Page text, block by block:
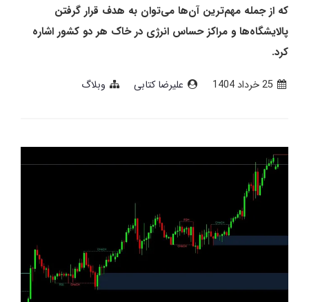
که از جمله مهم‌ترین آن‌ها می‌توان به هدف قرار گرفتن
پالایشگاه‌ها و مراکز حساس انرژی در خاک هر دو کشور اشاره
کرد.
25 خرداد 1404 علیرضا کتابی وبلاگ